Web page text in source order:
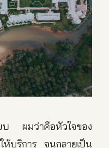
บบ ผมว่าคือหัวใจของ
บริการ จนกลายเป็น